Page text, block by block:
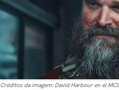
Créditos da imagem: David Harbour en el